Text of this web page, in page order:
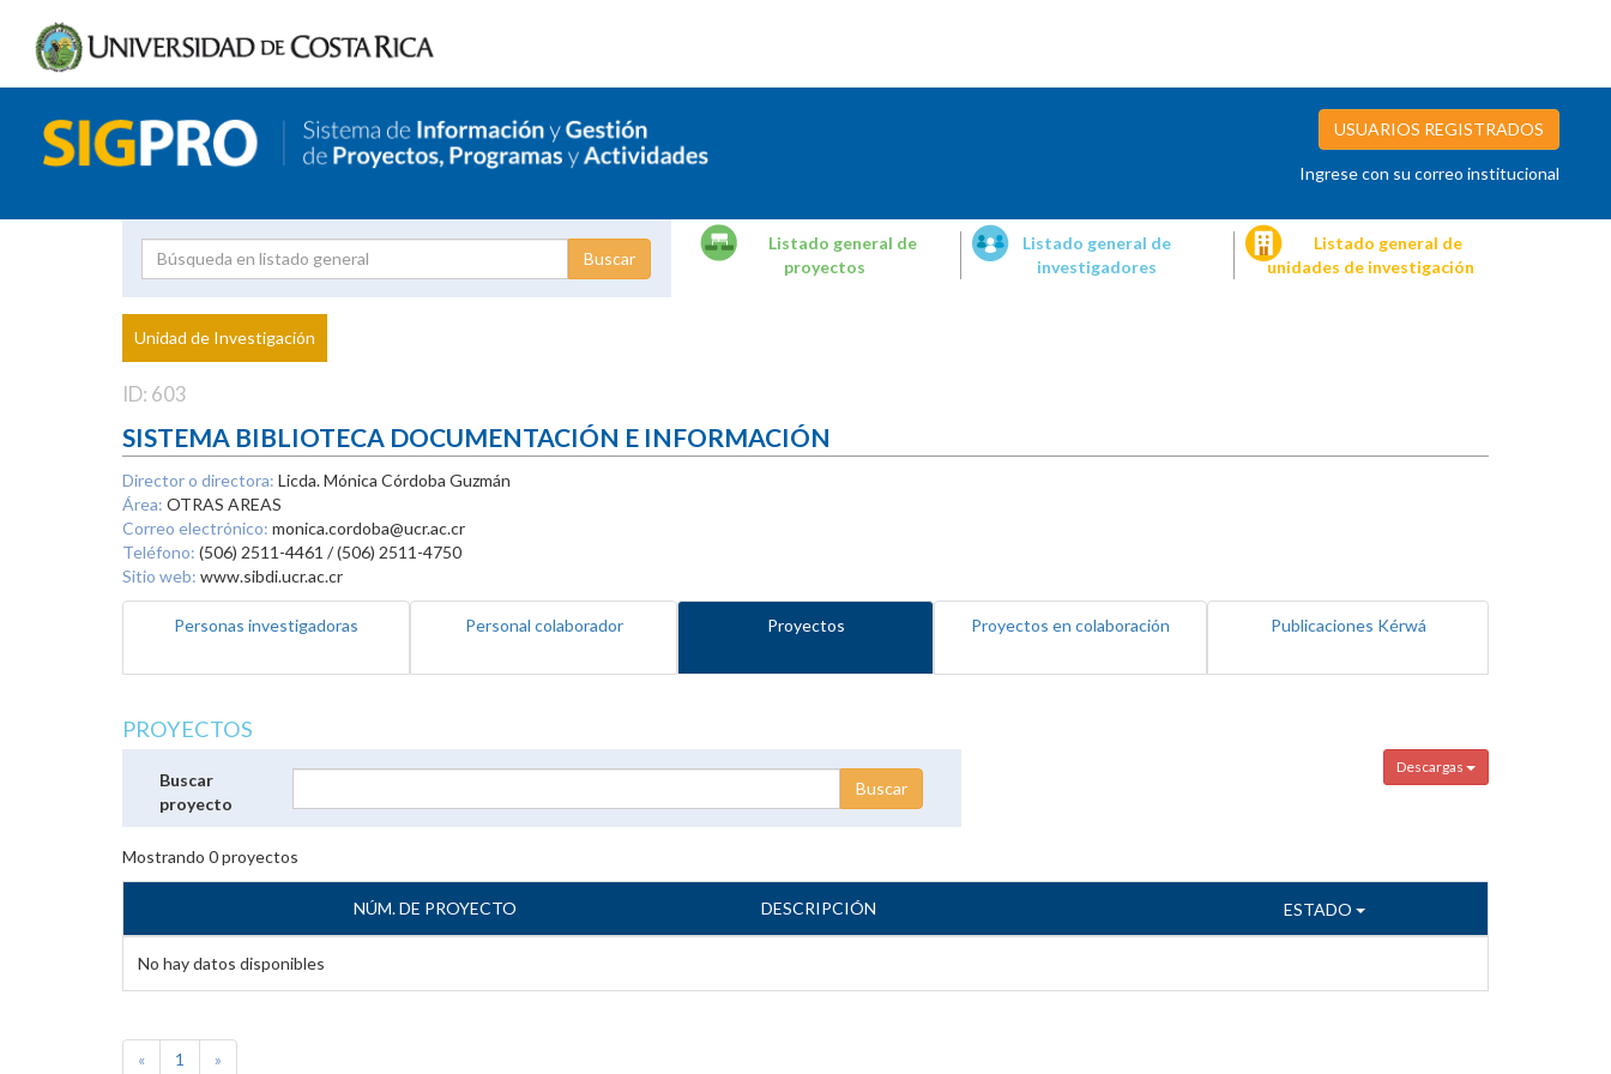
USUARIOS REGISTRADOS
Ingrese con su correo institucional
Proyecto
Investigador
Listado general de
proyectos
Listado general de
investigadores
Listado general de
unidades de investigación
Unidad de Investigación
ID: 603
SISTEMA BIBLIOTECA DOCUMENTACIÓN E INFORMACIÓN
Director o directora: Licda. Mónica Córdoba Guzmán
Área: OTRAS AREAS
Correo electrónico: monica.cordoba@ucr.ac.cr
Teléfono: (506) 2511-4461 / (506) 2511-4750
Sitio web: www.sibdi.ucr.ac.cr
Personas investigadoras Personal colaborador Proyectos Proyectos en colaboración Publicaciones Kérwá
PROYECTOS
Descargas
Buscar
proyecto
Mostrando 0proyectos
NÚM. DE PROYECTO DESCRIPCIÓN ESTADO
No hay datos disponibles
« 1 »